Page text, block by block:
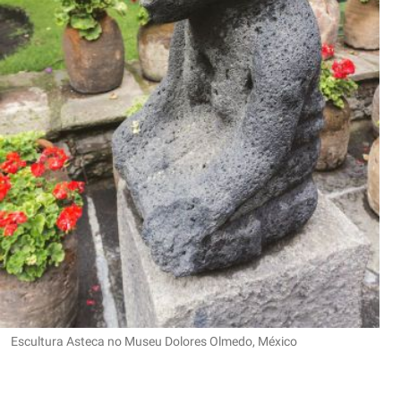
Escultura Asteca no Museu Dolores Olmedo, México